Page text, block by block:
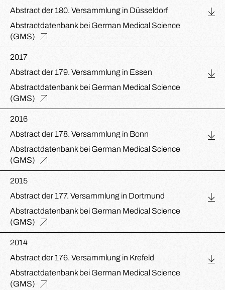
Abstract der 180. Versammlung in Düsseldorf
Abstractdatenbank bei German Medical Science
(GMS)
2017
Abstract der 179. Versammlung in Essen
Abstractdatenbank bei German Medical Science
(GMS)
2016
Abstract der 178. Versammlung in Bonn
Abstractdatenbank bei German Medical Science
(GMS)
2015
Abstract der 177. Versammlung in Dortmund
Abstractdatenbank bei German Medical Science
(GMS)
2014
Abstract der 176. Versammlung in Krefeld
Abstractdatenbank bei German Medical Science
(GMS)